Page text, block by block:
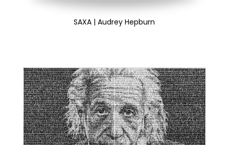
SAXA | Audrey Hepburn